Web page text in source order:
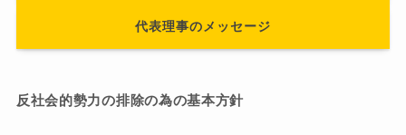
代表理事のメッセージ
反社会的勢力の排除の為の基本方針